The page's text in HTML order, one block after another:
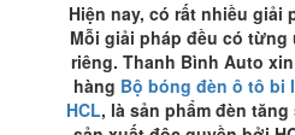
Hiện nay, có rất nhiều giải
Mỗi giải pháp đều có
riêng. Thanh Bình Auto
hàng Bộ bóng đèn ô tô bi
HCL, là sản phẩm đèn